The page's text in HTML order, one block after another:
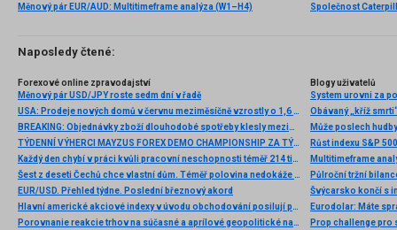
Měnový pár EUR/AUD: Multitimeframe analýza (W1–H4)
Naposledy čtené:
Forexové online zpravodajství
Měnový pár USD/JPY roste sedm dní v řadě
USA: Prodeje nových domů v červnu meziměsíčně vzrostly o 1,6 % při očekávání růstu o 4,8 %
BREAKING: Objednávky zboží dlouhodobé spotřeby klesly meziměsíčně o více než 6 % 📌
TÝDENNÍ VÝHERCI MAYZUS FOREX DEMO CHAMPIONSHIP ZA TÝDEN 25.2-1.3.2013
Každý den chybí v práci kvůli pracovní neschopnosti téměř 214 tisíc lidí. Přesto stonáme kratší dobu než před covidem
Šest z deseti Čechů chce vlastní dům. Téměř polovina nedokáže odhadnout reálné náklady na stavbu
EUR/USD. Přehled týdne. Poslední březnový akord
Hlavní americké akciové indexy v úvodu obchodování posilují po odložení Trumpových cel
Porovnanie reakcie trhov na súčasné a aprílové geopolitické napätie
Blogy uživatelů
System urovni za
Obávaný „kříž
Může poslech
Růst indexu S&P
Multitimeframe
Půlroční tržní
Švýcarsko končí s
Eurodolar: Máte
Prop challenge pro